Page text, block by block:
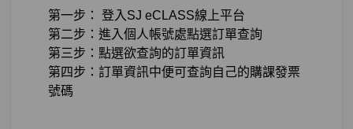
第一步： 登入SJ eCLASS線上平台
第二步：進入個人帳號處點選訂單查詢
第三步：點選欲查詢的訂單資訊
第四步：訂單資訊中便可查詢自己的購課發票
號碼